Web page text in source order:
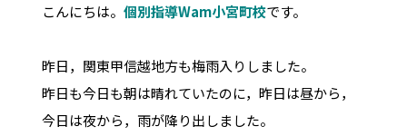
こんにちは。 個別指導Wam小宮町校です。
昨日，関東甲信越地方も梅雨入りしました。
昨日も今日も朝は晴れていたのに，昨日は昼から，
今日は夜から，雨が降り出しました。